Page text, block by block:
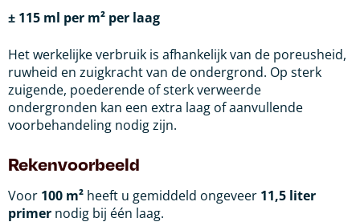
± 115 ml per m² per laag
Het werkelijke verbruik is afhankelijk van de poreusheid,
ruwheid en zuigkracht van de ondergrond. Op sterk
zuigende, poederende of sterk verweerde
ondergronden kan een extra laag of aanvullende
voorbehandeling nodig zijn.
Rekenvoorbeeld
Voor 100 m² heeft u gemiddeld ongeveer 11,5 liter
primer nodig bij één laag.